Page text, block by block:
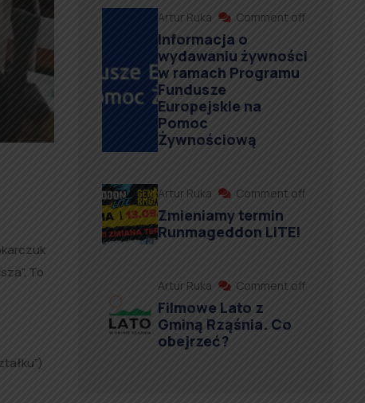
To
Artur Ruka Comment off
Informacja o
wydawaniu żywności
w ramach Programu
Fundusze
Europejskie na
Pomoc
Żywnościową
Artur Ruka Comment off
Zmieniamy termin
Runmageddon LITE!
Artur Ruka Comment off
Filmowe Lato z
Gminą Rząśnia. Co
obejrzeć?